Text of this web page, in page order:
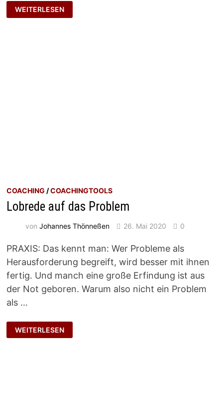
BRÜCKENSÄTZE
WEITERLESEN
COACHING /COACHINGTOOLS
Lobrede auf das Problem
vonJohannes Thönneßen 26. Mai 2020 0
PRAXIS: Das kennt man: Wer Probleme als
Herausforderung begreift, wird besser mit ihnen
fertig. Und manch eine große Erfindung ist aus
der Not geboren. Warum also nicht ein Problem
als …
LOBREDE
AUF
DAS
WEITERLESEN